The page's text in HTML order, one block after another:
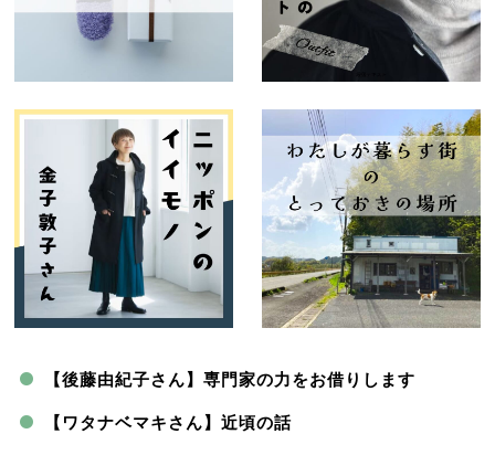
【後藤由紀子さん】専門家の力をお借りします
【ワタナベマキさん】近頃の話